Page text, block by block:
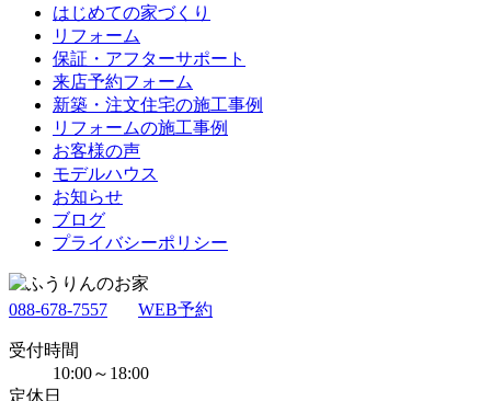
はじめての家づくり
リフォーム
保証・アフターサポート
来店予約フォーム
新築・注文住宅の施工事例
リフォームの施工事例
お客様の声
モデルハウス
お知らせ
ブログ
プライバシーポリシー
088-678-7557 WEB予約
受付時間
10:00～18:00
定休日